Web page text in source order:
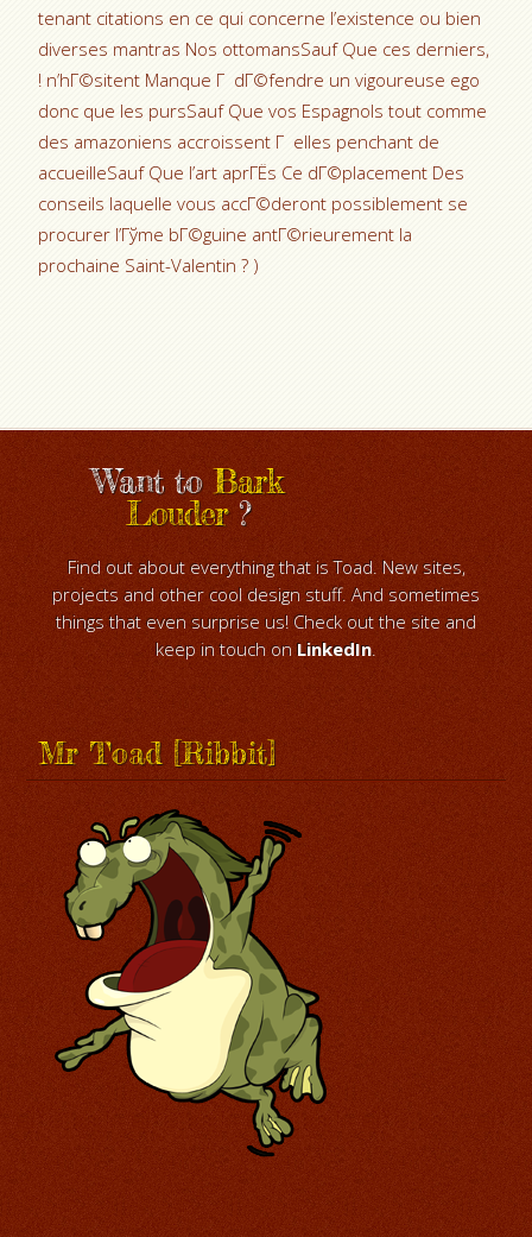
tenant citations en ce qui concerne l’existence ou bien
diverses mantras Nos ottomansSauf Que ces derniers,
! n’hГ©sitent Manque Г dГ©fendre un vigoureuse ego
donc que les pursSauf Que vos Espagnols tout comme
des amazoniens accroissent Г elles penchant de
accueilleSauf Que l’art aprГЁs Ce dГ©placement Des
conseils laquelle vous accГ©deront possiblement se
procurer l’Гўme bГ©guine antГ©rieurement la
prochaine Saint-Valentin ? )
Want toBark
Louder?
Find out about everything that is Toad. New sites,
projects and other cool design stuff. And sometimes
things that even surprise us! Check out the site and
keep in touch on LinkedIn.
Mr Toad [Ribbit]